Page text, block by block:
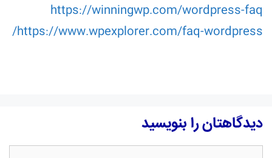
https://winningwp.com/wordpress-faq
https://www.wpexplorer.com/faq-wordpress/
دیدگاهتان را بنویسید